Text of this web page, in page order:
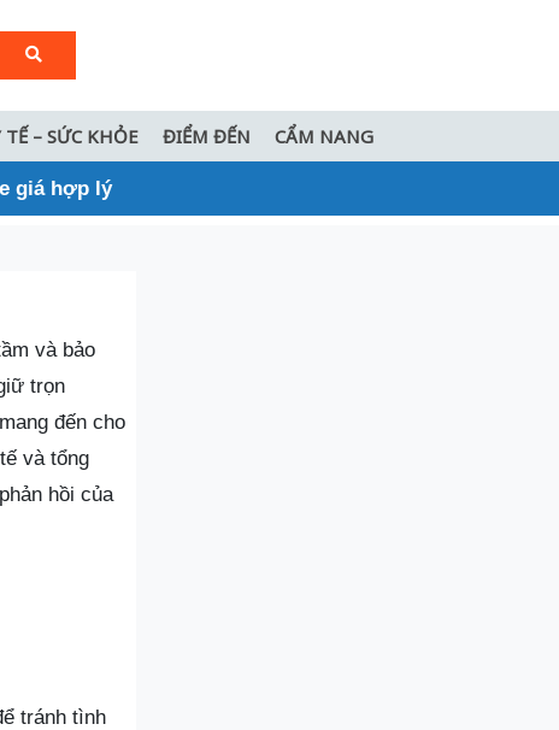
TẾ – SỨC KHỎE ĐIỂM ĐẾN CẨM NANG
giá hợp lý
và bảo
trọn
đến cho
và tổng
hồi của
tránh tình